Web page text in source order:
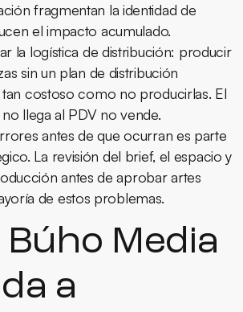
fragmentan la identidad de
el impacto acumulado.
la logística de distribución: producir
sin un plan de distribución
costoso como no producirlas. El
llega al PDV no vende.
antes de que ocurran es parte
La revisión del brief, el espacio y
antes de aprobar artes
de estos problemas.
Media
a